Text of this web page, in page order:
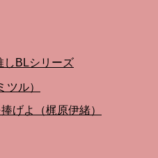
しBLシリーズ
ル）
げよ（梶原伊緒）